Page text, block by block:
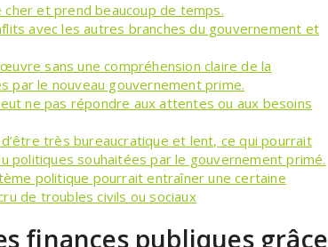
et prend beaucoup de temps.
avec les autres branches du gouvernement et
sans une compréhension claire de la
par le nouveau gouvernement prime.
ne pas répondre aux attentes ou aux besoins
très bureaucratique et lent, ce qui pourrait
politiques souhaitées par le gouvernement primé.
politique pourrait entraîner une certaine
de troubles civils ou sociaux
finances publiques grâce